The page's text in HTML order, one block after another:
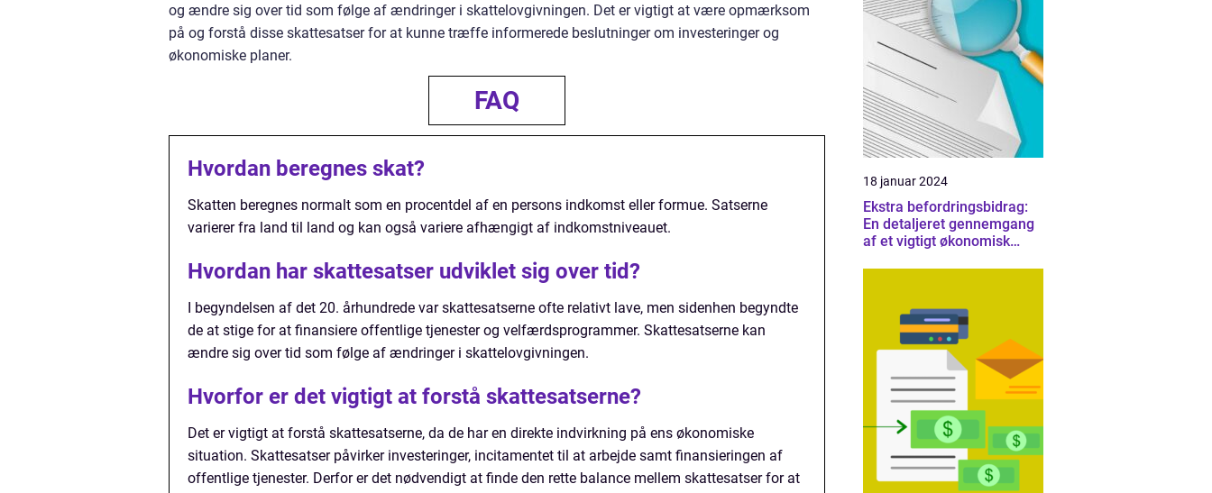
og ændre sig over tid som følge af ændringer i skattelovgivningen. Det er vigtigt at være opmærksom
på og forstå disse skattesatser for at kunne træffe informerede beslutninger om investeringer og
økonomiske planer.
FAQ
Hvordan beregnes skat?
Skatten beregnes normalt som en procentdel af en persons indkomst eller formue. Satserne
varierer fra land til land og kan også variere afhængigt af indkomstniveauet.
Hvordan har skattesatser udviklet sig over tid?
I begyndelsen af det 20. århundrede var skattesatserne ofte relativt lave, men sidenhen begyndte
de at stige for at finansiere offentlige tjenester og velfærdsprogrammer. Skattesatserne kan
ændre sig over tid som følge af ændringer i skattelovgivningen.
Hvorfor er det vigtigt at forstå skattesatserne?
Det er vigtigt at forstå skattesatserne, da de har en direkte indvirkning på ens økonomiske
situation. Skattesatser påvirker investeringer, incitamentet til at arbejde samt finansieringen af
offentlige tjenester. Derfor er det nødvendigt at finde den rette balance mellem skattesatser for at
18 januar 2024
Ekstra befordringsbidrag:
En detaljeret gennemgang
af et vigtigt økonomisk